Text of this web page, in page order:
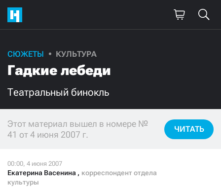
СЮЖЕТЫ КУЛЬТУРА
Гадкие лебеди
Театральный бинокль
Этот материал вышел в номере №
41 от 4 июня 2007 г.
ЧИТАТЬ
Екатерина Васенина , корреспондент отдела
культуры